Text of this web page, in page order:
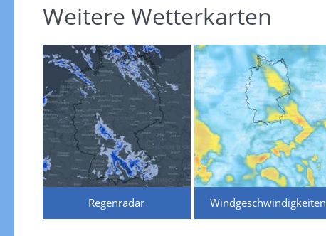
Weitere Wetterkarten
Regenradar Windgeschwindigkeiten